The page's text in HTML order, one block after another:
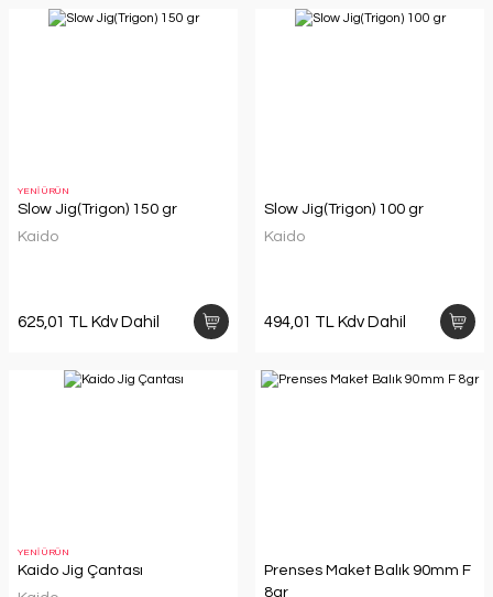
YENİ ÜRÜN
Slow Jig(Trigon) 150 gr
Kaido
625,01 TL Kdv Dahil
Slow Jig(Trigon) 100 gr
Kaido
494,01 TL Kdv Dahil
YENİ ÜRÜN
Kaido Jig Çantası
Prenses Maket Balık 90mm F
8gr